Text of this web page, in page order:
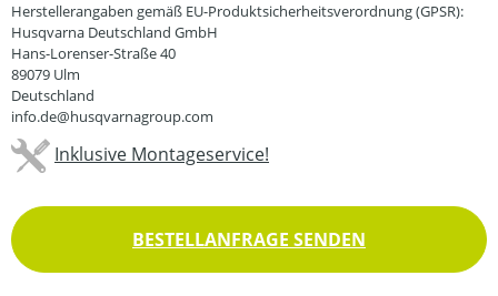
Herstellerangaben gemäß EU-Produktsicherheitsverordnung (GPSR):
Husqvarna Deutschland GmbH
Hans-Lorenser-Straße 40
89079 Ulm
Deutschland
info.de@husqvarnagroup.com
Inklusive Montageservice!
BESTELLANFRAGE SENDEN